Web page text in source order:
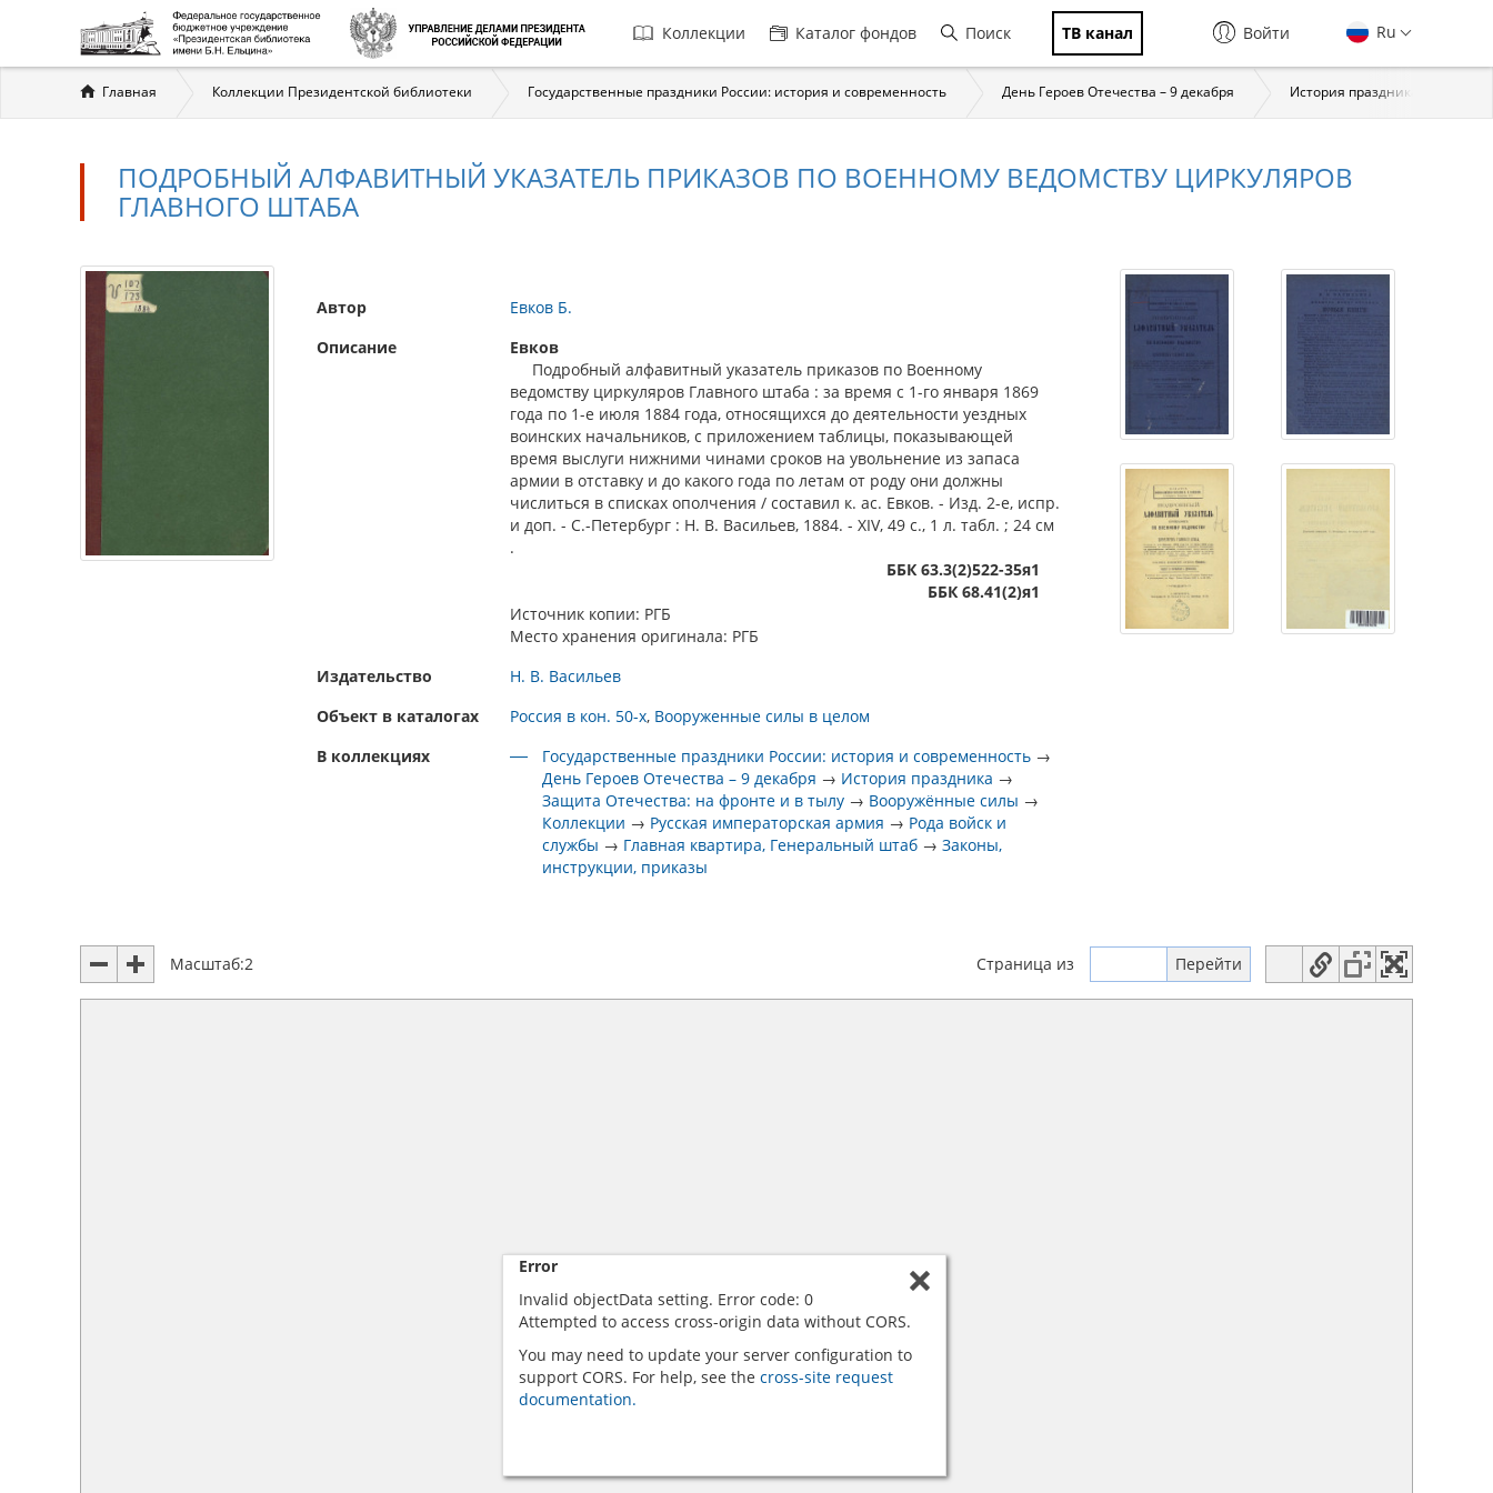
Главная
навигация
Коллекции Каталог фондов Поиск ТВ канал Ru
Войти
Вы
здесь
Главная Коллекции Президентской библиотеки Государственные праздники России: история и современность День Героев Отечества – 9 декабря История праздника
ПОДРОБНЫЙ АЛФАВИТНЫЙ УКАЗАТЕЛЬ ПРИКАЗОВ ПО ВОЕННОМУ ВЕДОМСТВУ ЦИРКУЛЯРОВ
ГЛАВНОГО ШТАБА
Автор
Евков Б.
Описание
Евков
Подробный алфавитный указатель приказов по Военному
ведомству циркуляров Главного штаба : за время с 1-го января 1869
года по 1-е июля 1884 года, относящихся до деятельности уездных
воинских начальников, с приложением таблицы, показывающей
время выслуги нижними чинами сроков на увольнение из запаса
армии в отставку и до какого года по летам от роду они должны
числиться в списках ополчения / составил к. ас. Евков. - Изд. 2-е, испр.
и доп. - С.-Петербург : Н. В. Васильев, 1884. - XIV, 49 с., 1 л. табл. ; 24 см
.
ББК 63.3(2)522-35я1
ББК 68.41(2)я1
Источник копии: РГБ
Место хранения оригинала: РГБ
Издательство
Н. В. Васильев
Объект в каталогах
Россия в кон. 50-х Вооруженные силы в целом
В коллекциях
Государственные праздники России: история и современность →
День Героев Отечества – 9 декабря → История праздника →
Защита Отечества: на фронте и в тылу → Вооружённые силы →
Коллекции → Русская императорская армия → Рода войск и
службы → Главная квартира, Генеральный штаб →Законы,
инструкции, приказы
Масштаб:2 Страница из
Error
Invalid objectData setting. Error code: 0
Attempted to access cross-origin data without CORS.
You may need to update your server configuration to
support CORS. For help, see the cross-site request
documentation.